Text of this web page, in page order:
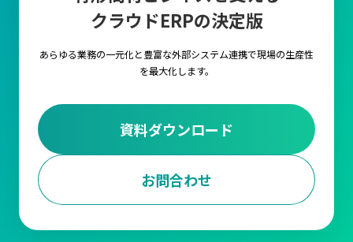
クラウドERPの決定版
あらゆる業務の一元化と豊富な外部システム連携で現場の生産性
を最大化します。
資料ダウンロード
お問合わせ